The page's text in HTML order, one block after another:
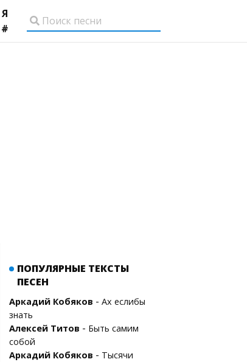
Я
#
ПОПУЛЯРНЫЕ ТЕКСТЫ
ПЕСЕН
Аркадий Кобяков - Ах еслибы
знать
Алексей Титов - Быть самим
собой
Аркадий Кобяков - Тысячи